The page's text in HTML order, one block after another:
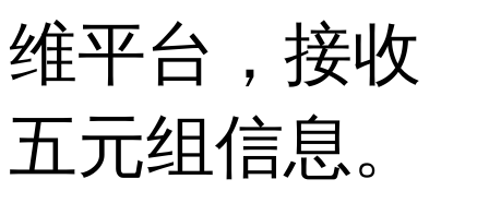
维平台，接收
五元组信息。